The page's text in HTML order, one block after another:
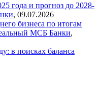
года и прогноз до 2028-
, 09.07.2026
бизнеса по итогам
МСБ Банки,
в поисках баланса